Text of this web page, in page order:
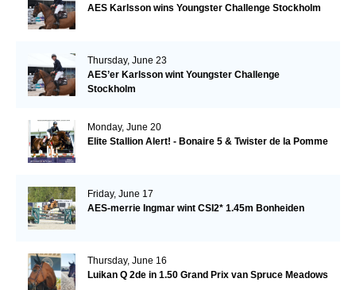
AES Karlsson wins Youngster Challenge Stockholm
Thursday, June 23
AES’er Karlsson wint Youngster Challenge
Stockholm
Monday, June 20
Elite Stallion Alert! - Bonaire 5 & Twister de la Pomme
Friday, June 17
AES-merrie Ingmar wint CSI2* 1.45m Bonheiden
Thursday, June 16
Luikan Q 2de in 1.50 Grand Prix van Spruce Meadows